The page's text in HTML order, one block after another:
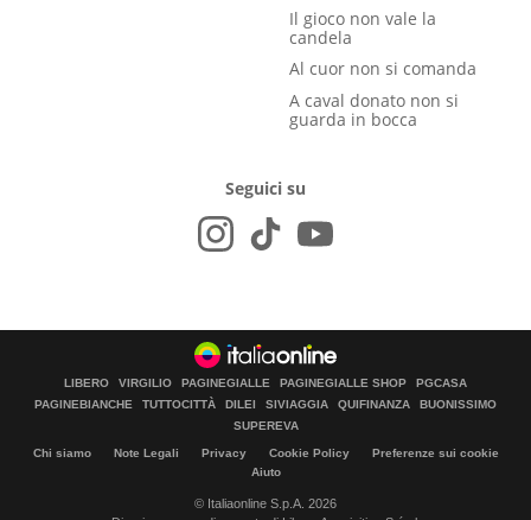
Il gioco non vale la
candela
Al cuor non si comanda
A caval donato non si
guarda in bocca
Seguici su
LIBERO VIRGILIO PAGINEGIALLE PAGINEGIALLE SHOP
PGCASA
PAGINEBIANCHE
TUTTOCITTÀ DILEI SIVIAGGIA QUIFINANZA
BUONISSIMO
SUPEREVA
Chi siamo Note Legali Privacy Cookie Policy
Preferenze sui cookie
Aiuto
© Italiaonline S.p.A. 2026